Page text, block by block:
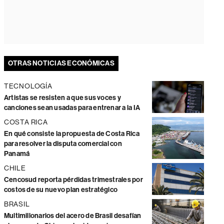
OTRAS NOTICIAS ECONÓMICAS
TECNOLOGÍA
Artistas se resisten a que sus voces y
canciones sean usadas para entrenar a la IA
COSTA RICA
En qué consiste la propuesta de Costa Rica
para resolver la disputa comercial con
Panamá
CHILE
Cencosud reporta pérdidas trimestrales por
costos de su nuevo plan estratégico
BRASIL
Multimillonarios del acero de Brasil desafían